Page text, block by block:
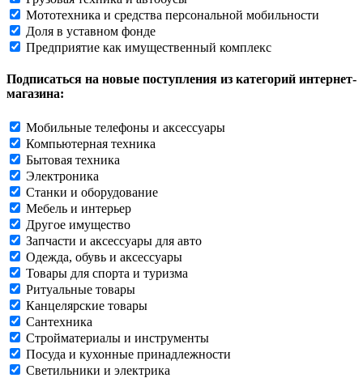
Мототехника и средства персональной мобильности
Доля в уставном фонде
Предприятие как имущественный комплекс
Подписаться на новые поступления из категорий интернет-
магазина:
Мобильные телефоны и аксессуары
Компьютерная техника
Бытовая техника
Электроника
Станки и оборудование
Мебель и интерьер
Другое имущество
Запчасти и аксессуары для авто
Одежда, обувь и аксессуары
Товары для спорта и туризма
Ритуальные товары
Канцелярские товары
Сантехника
Стройматериалы и инструменты
Посуда и кухонные принадлежности
Светильники и электрика